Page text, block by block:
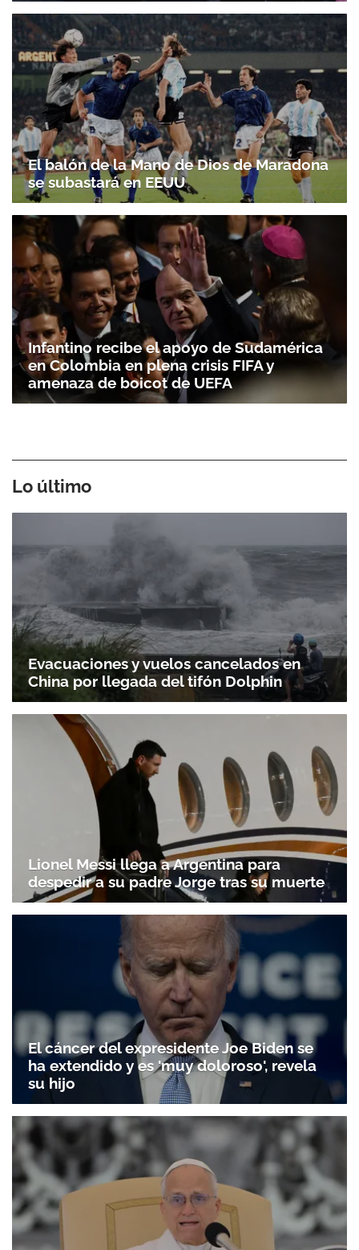
El balón de la Mano de Dios de Maradona
se subastará en EEUU
Infantino recibe el apoyo de Sudamérica
en Colombia en plena crisis FIFA y
amenaza de boicot de UEFA
Lo último
Evacuaciones y vuelos cancelados en
China por llegada del tifón Dolphin
Lionel Messi llega a Argentina para
despedir a su padre Jorge tras su muerte
El cáncer del expresidente Joe Biden se
ha extendido y es 'muy doloroso', revela
su hijo